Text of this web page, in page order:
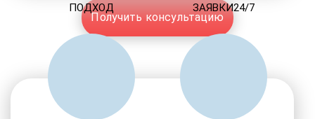
Получить консультацию
ПОДХОД
ЗАЯВКИ24/7